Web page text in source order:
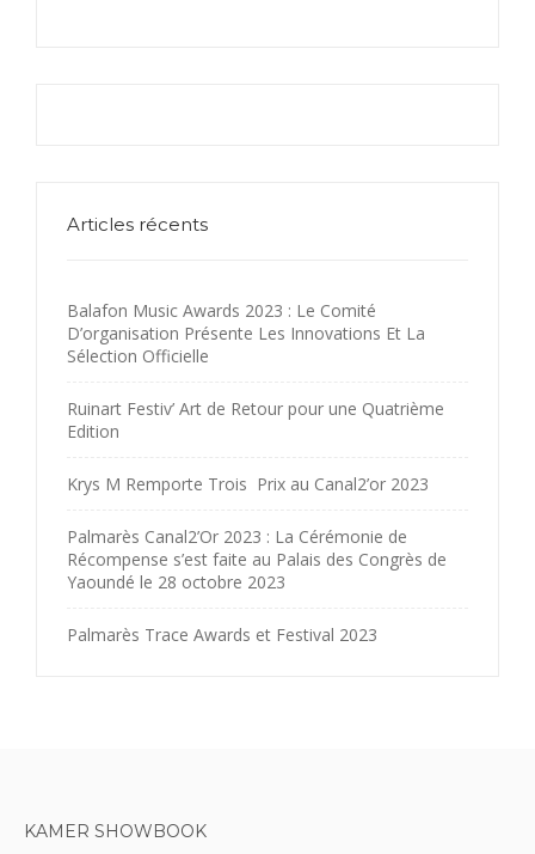
Articles récents
Balafon Music Awards 2023 : Le Comité
D’organisation Présente Les Innovations Et La
Sélection Officielle
Ruinart Festiv’ Art de Retour pour une Quatrième
Edition
Krys M Remporte Trois Prix au Canal2’or 2023
Palmarès Canal2’Or 2023 : La Cérémonie de
Récompense s’est faite au Palais des Congrès de
Yaoundé le 28 octobre 2023
Palmarès Trace Awards et Festival 2023
KAMER SHOWBOOK